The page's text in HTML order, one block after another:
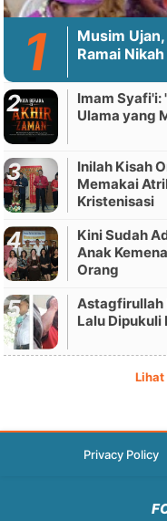
Musim
Ramai Nikah
Imam Syafi'i:
Ulama yang
Inilah Kisah
Memakai
Kristenisasi
Kini Sudah
Anak
Orang
Astagfirullah
Lalu Dipukuli
Lihat
Privacy Policy